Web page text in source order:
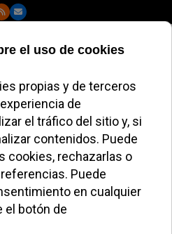
de Marco
la
como